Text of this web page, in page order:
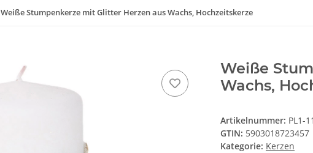
Weiße Stumpenkerze mit Glitter Herzen aus Wachs, Hochzeitskerze
Weiße
Wachs,
Artikelnummer: PL1-
GTIN: 5903018723457
Kategorie: Kerzen